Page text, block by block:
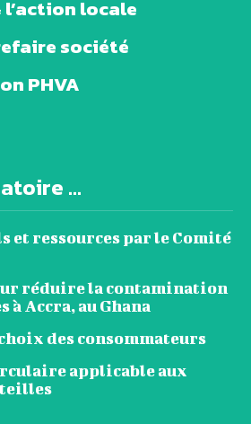
locale
société
PHVA
...
et ressources par le Comité
réduire la contamination
à Accra, au Ghana
des consommateurs
applicable aux